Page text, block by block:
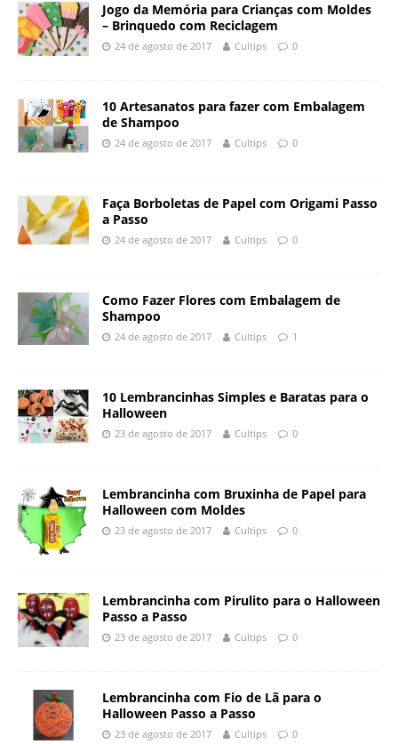
Jogo da Memória para Crianças com Moldes
– Brinquedo com Reciclagem
24 de agosto de 2017 Cultips 0
10 Artesanatos para fazer com Embalagem
de Shampoo
24 de agosto de 2017 Cultips 0
Faça Borboletas de Papel com Origami Passo
a Passo
24 de agosto de 2017 Cultips 0
Como Fazer Flores com Embalagem de
Shampoo
24 de agosto de 2017 Cultips 1
10 Lembrancinhas Simples e Baratas para o
Halloween
23 de agosto de 2017 Cultips 0
Lembrancinha com Bruxinha de Papel para
Halloween com Moldes
23 de agosto de 2017 Cultips 0
Lembrancinha com Pirulito para o Halloween
Passo a Passo
23 de agosto de 2017 Cultips 0
Lembrancinha com Fio de Lã para o
Halloween Passo a Passo
23 de agosto de 2017 Cultips 0